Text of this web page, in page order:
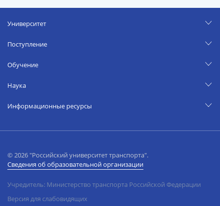
Университет
Поступление
Обучение
Наука
Информационные ресурсы
© 2026 "Российский университет транспорта".
Сведения об образовательной организации
Учредитель: Министерство транспорта Российской Федерации
Версия для слабовидящих